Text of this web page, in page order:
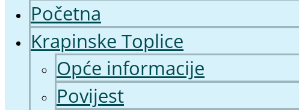
Početna
Krapinske Toplice
Opće informacije
Povijest